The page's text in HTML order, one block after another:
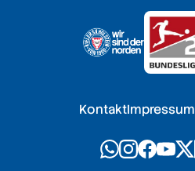
KontaktImpressum